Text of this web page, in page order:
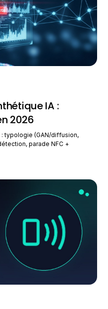
IA :
2026
typologie (GAN/diffusion,
parade NFC +